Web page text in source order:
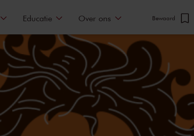
Educatie Over ons Bewaard